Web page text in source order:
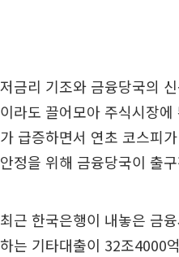
저금리 기조와 금융당국의
이라도 끌어모아 주식시장
가 급증하면서 연초 코스피
안정을 위해 금융당국이 출
최근 한국은행이 내놓은 금
하는 기타대출이 32조4000